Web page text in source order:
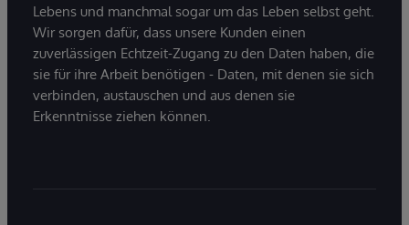
Lebens und manchmal sogar um das Leben selbst geht.
Wir sorgen dafür, dass unsere Kunden einen
zuverlässigen Echtzeit-Zugang zu den Daten haben, die
sie für ihre Arbeit benötigen - Daten, mit denen sie sich
verbinden, austauschen und aus denen sie
Erkenntnisse ziehen können.